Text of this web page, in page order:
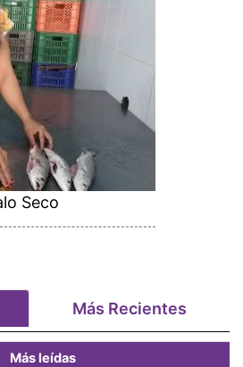
Seco
Más Recientes
Más leídas